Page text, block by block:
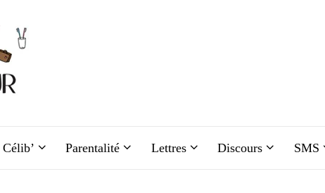
Célib’ Parentalité Lettres Discours SMS